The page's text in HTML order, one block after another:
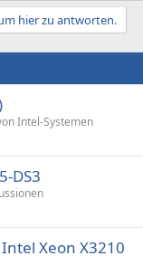
hier zu antworten.
Intel-Systemen
DS3
Xeon X3210